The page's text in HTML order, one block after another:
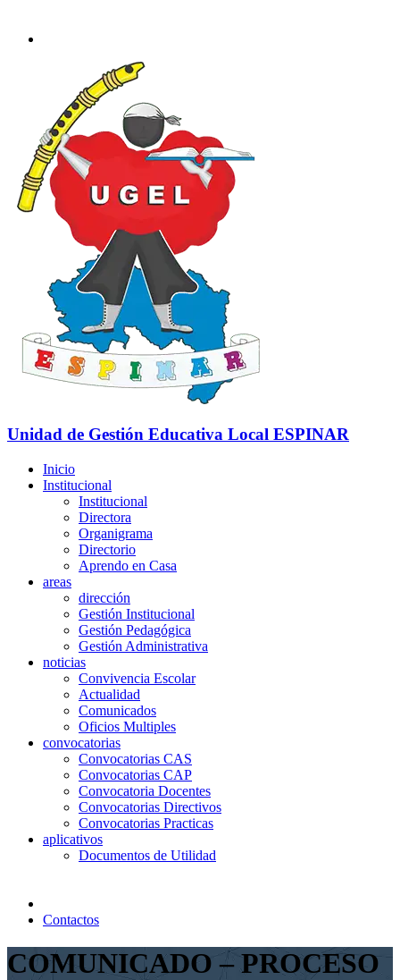
Unidad de Gestión Educativa Local ESPINAR
Inicio
Institucional
Institucional
Directora
Organigrama
Directorio
Aprendo en Casa
areas
dirección
Gestión Institucional
Gestión Pedagógica
Gestión Administrativa
noticias
Convivencia Escolar
Actualidad
Comunicados
Oficios Multiples
convocatorias
Convocatorias CAS
Convocatorias CAP
Convocatoria Docentes
Convocatorias Directivos
Convocatorias Practicas
aplicativos
Documentos de Utilidad
Contactos
COMUNICADO – PROCESO